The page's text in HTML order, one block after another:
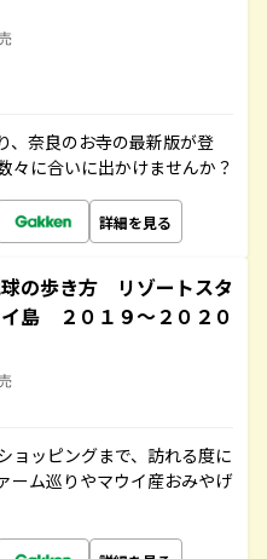
、奈良のお寺の最新版が登
々に合いに出かけませんか？
詳細を見る
の歩き方 リゾートスタ
島 ２０１９～２０２０
ョッピングまで、訪れる度に
ーム巡りやマウイ産おみやげ